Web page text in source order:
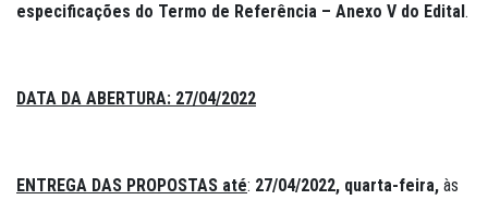
especificações do Termo de Referência – Anexo V do Edital .
DATA DA ABERTURA: 27/04/2022
ENTREGA DAS PROPOSTAS até: 27/04/2022, quarta-feira, às